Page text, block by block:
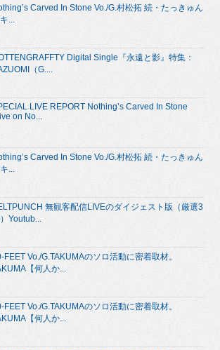
Carved In Stone Vo./G.村松拓 続・たっきゅん
...
Digital Single『永遠と影』特集：
（G....
LIVE REPORT Nothing’s Carved In Stone
on No...
Carved In Stone Vo./G.村松拓 続・たっきゅん
...
無観客配信LIVEのダイジェスト版（厳選3
Youtub...
FEET Vo./G.TAKUMAのソロ活動に密着取材。
【何人か...
FEET Vo./G.TAKUMAのソロ活動に密着取材。
【何人か...